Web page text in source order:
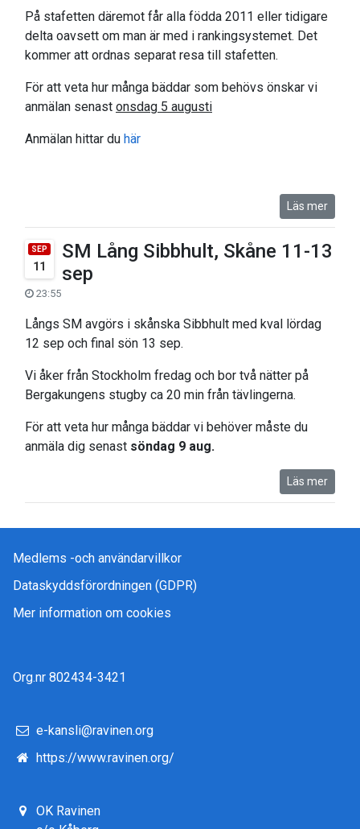
På stafetten däremot får alla födda 2011 eller tidigare
delta oavsett om man är med i rankingsystemet. Det
kommer att ordnas separat resa till stafetten.
För att veta hur många bäddar som behövs önskar vi
anmälan senast onsdag 5 augusti
Anmälan hittar du här
Läs mer
SEP
11
SM Lång Sibbhult, Skåne 11-13
sep
23:55
Långs SM avgörs i skånska Sibbhult med kval lördag
12 sep och final sön 13 sep.
Vi åker från Stockholm fredag och bor två nätter på
Bergakungens stugby ca 20 min från tävlingerna.
För att veta hur många bäddar vi behöver måste du
anmäla dig senast söndag 9 aug.
Läs mer
Medlems -och användarvillkor
Dataskyddsförordningen (GDPR)
Mer information om cookies
Org.nr 802434-3421
e-kansli@ravinen.org
https://www.ravinen.org/
OK Ravinen